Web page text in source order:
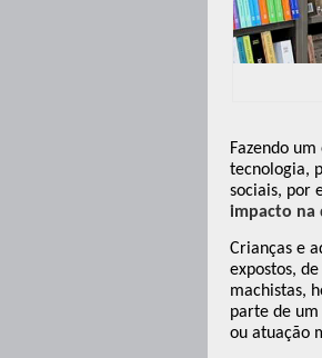
Fazendo
tecnologia,
sociais, por
impacto na
Crianças e
expostos,
machistas,
parte de
ou atuação